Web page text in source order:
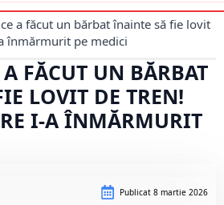
a făcut un bărbat înainte să fie lovit
înmărmurit pe medici
A FĂCUT UN BĂRBAT
LOVIT DE TREN!
I-A ÎNMĂRMURIT
Publicat 8 martie 2026